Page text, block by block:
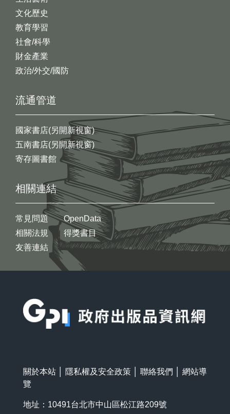
文化歷史
教育學習
社會/科學
財金產業
政治/外交/國防
流通管道
國家書店(另開新視窗)
五南書店(另開新視窗)
寄存圖書館
相關連結
常見問題
相關法規
友善連結
OpenData
得獎書目
關於本站 隱私權及安全政策 聯絡我們
網站導
覽
地址：10491台北市中山區松江路209號